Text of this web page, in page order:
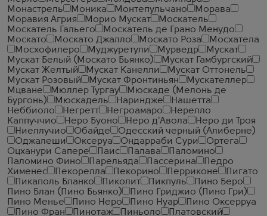
Монастрель
Моника Монтепульчано
Морава
Моравия Агрия
Морио Мускат
Москатель
Москатель Гальего
Москатель де Грано Менудо
Москато
Москато Джалло Москато Роза
Мосхатела
Мосхофилеро
Муджуретули Мурведр
Мускат
Мускат Белый (Москато Бьянко)
Мускат Гамбургский
Мускат Желтый
Мускат Канелли
Мускат Оттонель
Мускат Розовый
Мускат Фронтиньян
Мускателлер
Мцване
Мюллер Тургау
Мюскаде (Мелонь де
Бургонь)
Мюскадель Нариндже
Нашетта
Неббиоло
Негретт Негроамаро
Нерелло
Каппуччио
Неро Буоно Неро д'Авола
Неро ди Троя
Ниеллучио
Обайде
Одесский черный (Алиберне)
Оджалеши
Оксеруа Ондарраби Сури
Ортега
Оцханури Сапере
Паис Палава
Паломино
Паломино Фино
Парельяда Пассерина
Педро
Хименес
Пекорелла Пекорино Перриконе
Пигато
Пикаполь Бланко
Пиколит Пикпуль
Пино Беро
Пино Блан (Пино Бьянко)
Пино Гриджио (Пино Гри)
Пино Менье
Пино Неро Пино Нуар
Пино Оксерруа
Пино Фран
Пинотаж Пиньоло
Платовский